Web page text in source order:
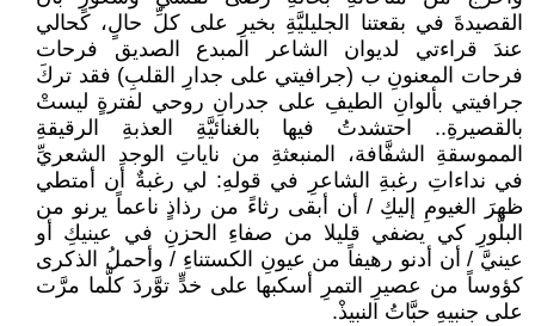
القصيدةَ في بقعتنا الجليليَّةِ بخيرِ على كلِّ حالٍ، كحالي
عندَ قراءتي لديوان الشاعر المبدع الصديق فرحات
فرحات المعنونِ ب (جرافيتي على جدارِ القلبِ) فقد تركَ
جرافيتي بألوانِ الطيفِ على جدرانِ روحي لفترةٍ ليستْ
بالقصيرةِ.. احتشدتُ فيها بالغنائيَّةِ العذبةِ الرقيقةِ
المموسقةِ الشفَّافة، المنبعثةِ من ناياتِ الوجدِ الشعريِّ
في نداءاتِ رغبةِ الشاعرِ في قولهِ: لي رغبةٌ أن أمتطي
ظهرَ الغيومِ إليكِ / أن أبقى رثاءً من رذاذٍ ناعماً يرنو من
البلَّورِ كي يضفي قليلا من صفاءِ الحزنِ في عينيكِ أو
عينيَّ / أن أدنو رهيفاً من عيونِ الكستناءِ / وأحملُ الذكرى
كؤوساً من عصيرِ التمرِ أسكبها على خدٍّ توَّردَ كلَّما مرَّت
على جنبيهِ حبَّاتُ النبيذْ.